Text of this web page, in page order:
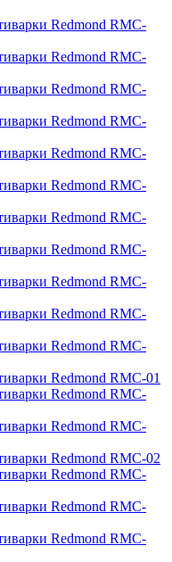
Redmond RMC-
Redmond RMC-
Redmond RMC-
Redmond RMC-
Redmond RMC-
Redmond RMC-
Redmond RMC-
Redmond RMC-
Redmond RMC-
Redmond RMC-
Redmond RMC-
Redmond RMC-01
Redmond RMC-
Redmond RMC-
Redmond RMC-02
Redmond RMC-
Redmond RMC-
Redmond RMC-